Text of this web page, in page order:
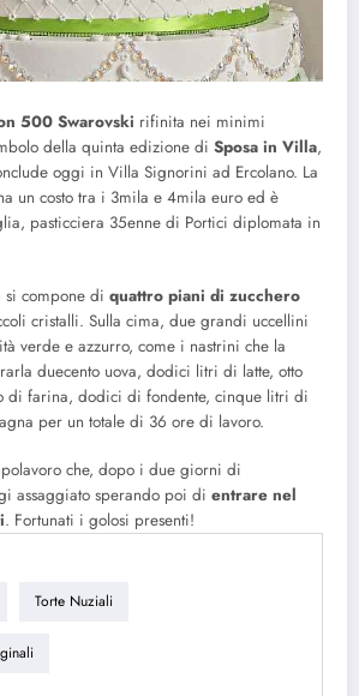
500 Swarovski rifinita nei minimi
della quinta edizione di Sposa in Villa,
oggi in Villa Signorini ad Ercolano. La
un costo tra i 3mila e 4mila euro ed è
pasticciera 35enne di Portici diplomata in
si compone di quattro piani di zucchero
cristalli. Sulla cima, due grandi uccellini
verde e azzurro, come i nastrini che la
duecento uova, dodici litri di latte, otto
di farina, dodici di fondente, cinque litri di
per un totale di 36 ore di lavoro.
che, dopo i due giorni di
assaggiato sperando poi di entrare nel
. Fortunati i golosi presenti!
Torte Nuziali